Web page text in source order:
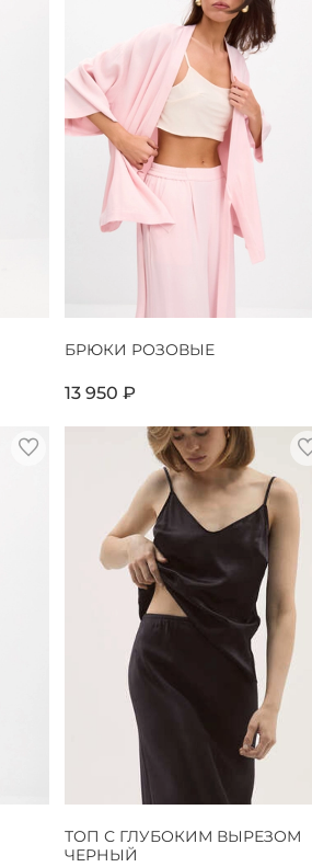
БРЮКИ РОЗОВЫЕ
13 950 ₽
ТОП С ГЛУБОКИМ ВЫРЕЗОМ
ЧЕРНЫЙ